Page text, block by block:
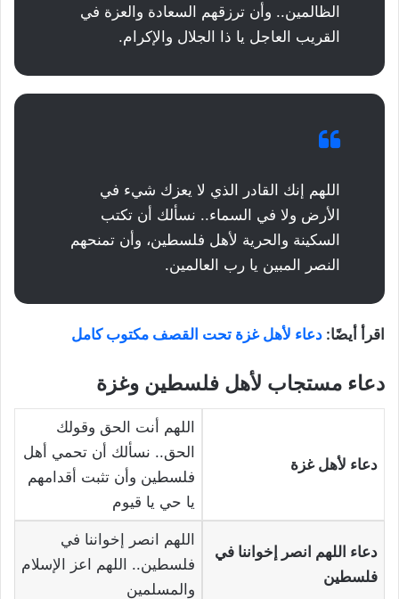
الظالمين.. وأن ترزقهم السعادة والعزة في
القريب العاجل يا ذا الجلال والإكرام.
اللهم إنك القادر الذي لا يعزك شيء في
الأرض ولا في السماء.. نسألك أن تكتب
السكينة والحرية لأهل فلسطين، وأن تمنحهم
النصر المبين يا رب العالمين.
اقرأ أيضًا: دعاء لأهل غزة تحت القصف مكتوب كامل
دعاء مستجاب لأهل فلسطين وغزة
دعاء لأهل غزة
اللهم أنت الحق وقولك
الحق.. نسألك أن تحمي أهل
فلسطين وأن تثبت أقدامهم
يا حي يا قيوم
دعاء اللهم انصر إخواننا في
فلسطين
اللهم انصر إخواننا في
فلسطين.. اللهم اعز الإسلام
والمسلمين